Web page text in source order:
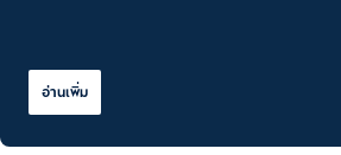
อ่านเพิ่ม